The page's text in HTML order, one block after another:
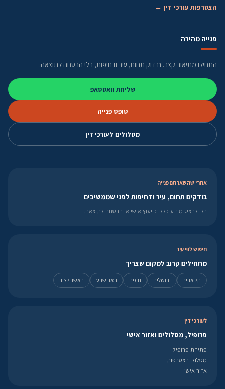
הצטרפות עורכי דין ←
פנייה מהירה
התחילו מתיאור קצר. נבדוק תחום, עיר ודחיפות, בלי הבטחה לתוצאה.
שליחת וואטסאפ
טופס פנייה
מסלולים לעורכי דין
אחרי שהשארתם פנייה
בודקים תחום, עיר ודחיפות לפני שממשיכים
בלי להציג מידע כללי כייעוץ אישי או הבטחה לתוצאה.
חיפוש לפי עיר
מתחילים קרוב למקום שצריך
תל אביב ירושלים חיפה באר שבע ראשון לציון
לעורכי דין
פרופיל, מסלולים ואזור אישי
פתיחת פרופיל
מסלולי הצטרפות
אזור אישי